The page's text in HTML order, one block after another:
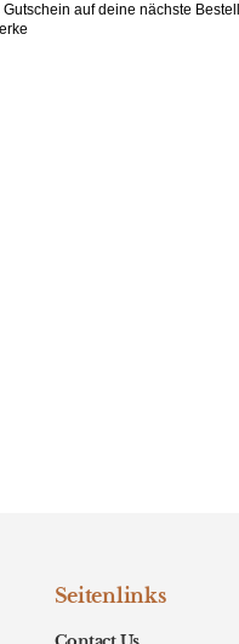
auf deine nächste
Seitenlinks